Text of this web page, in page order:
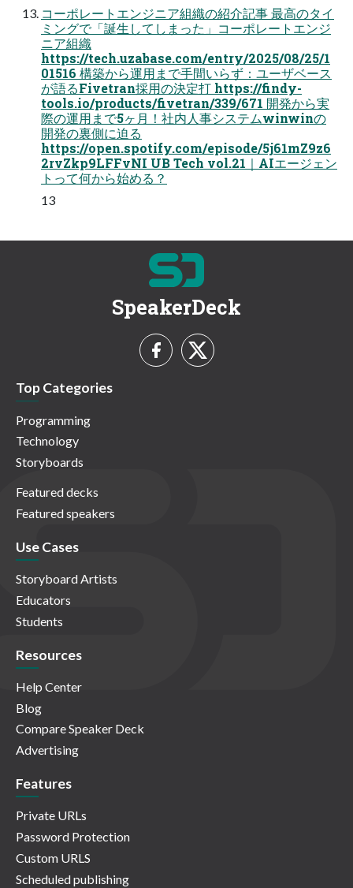
コーポレートエンジニア組織の紹介記事 最高のタイ
ミングで「誕生してしまった」コーポレートエンジ
ニア組織
https://tech.uzabase.com/entry/2025/08/25/1
01516 構築から運用まで手間いらず：ユーザベース
が語るFivetran採用の決定打 https://findy-
tools.io/products/fivetran/339/671 開発から実
際の運用まで5ヶ月！社内人事システムwinwinの
開発の裏側に迫る
https://open.spotify.com/episode/5j61mZ9z6
2rvZkp9LFFvNI UB Tech vol.21｜AIエージェン
トって何から始める？
13
SpeakerDeck
Top Categories
Programming
Technology
Storyboards
Featured decks
Featured speakers
Use Cases
Storyboard Artists
Educators
Students
Resources
Help Center
Blog
Compare Speaker Deck
Advertising
Features
Private URLs
Password Protection
Custom URLS
Scheduled publishing